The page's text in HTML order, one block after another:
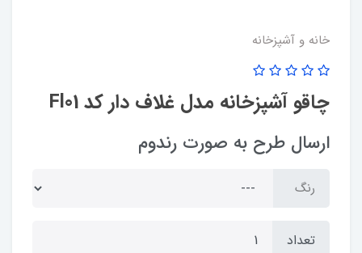
خانه و آشپزخانه
چاقو آشپزخانه مدل غلاف دار کد Fl01
ارسال طرح به صورت رندوم
رنگ
تعداد